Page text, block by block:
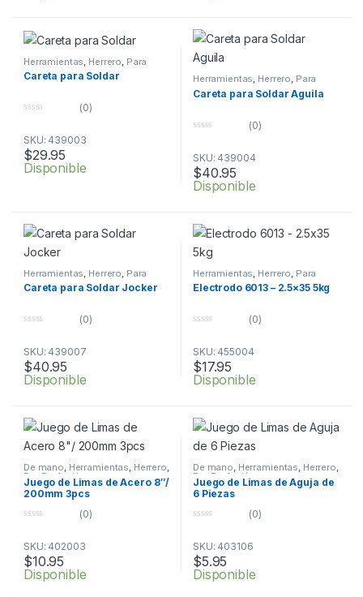
Herramientas Herrero Para
Soldar Por Profesión
Careta para Soldar
u
t
o
f
(0)
SKU: 439003
$29.95
Disponible
Herramientas, Herrero, Para
Soldar Por Profesión
Careta para Soldar Aguila
u
t
o
f
(0)
SKU: 439004
$40.95
Disponible
Herramientas Herrero Para
Soldar Por Profesión
Careta para Soldar Jocker
u
t
o
f
(0)
SKU: 439007
$40.95
Disponible
Herramientas Herrero Para
Soldar Por Profesión
Electrodo 6013 – 2.5×35 5kg
u
t
o
f
(0)
SKU: 455004
$17.95
Disponible
De mano, Herramientas, Herrero,
Por Profesión
Juego de Limas de Acero 8″/
200mm 3pcs
u
t
o
f
(0)
SKU: 402003
$10.95
Disponible
De mano, Herramientas, Herrero,
Por Profesión
Juego de Limas de Aguja de
6 Piezas
u
t
o
f
(0)
SKU: 403106
$5.95
Disponible